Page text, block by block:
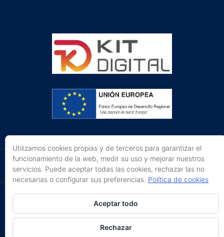
The Key Escape Room © 2016|Avíso Legal|
Política de privacidad y cookies
Desarrollo:Comunitics
Utilizamos cookies propias y de terceros para garantizar el
funcionamiento de la web, medir su uso y mejorar nuestros
servicios. Puede aceptar todas las cookies, rechazar las no
necesarias o configurar sus preferencias. Política de cookies
Aceptar todo
Rechazar